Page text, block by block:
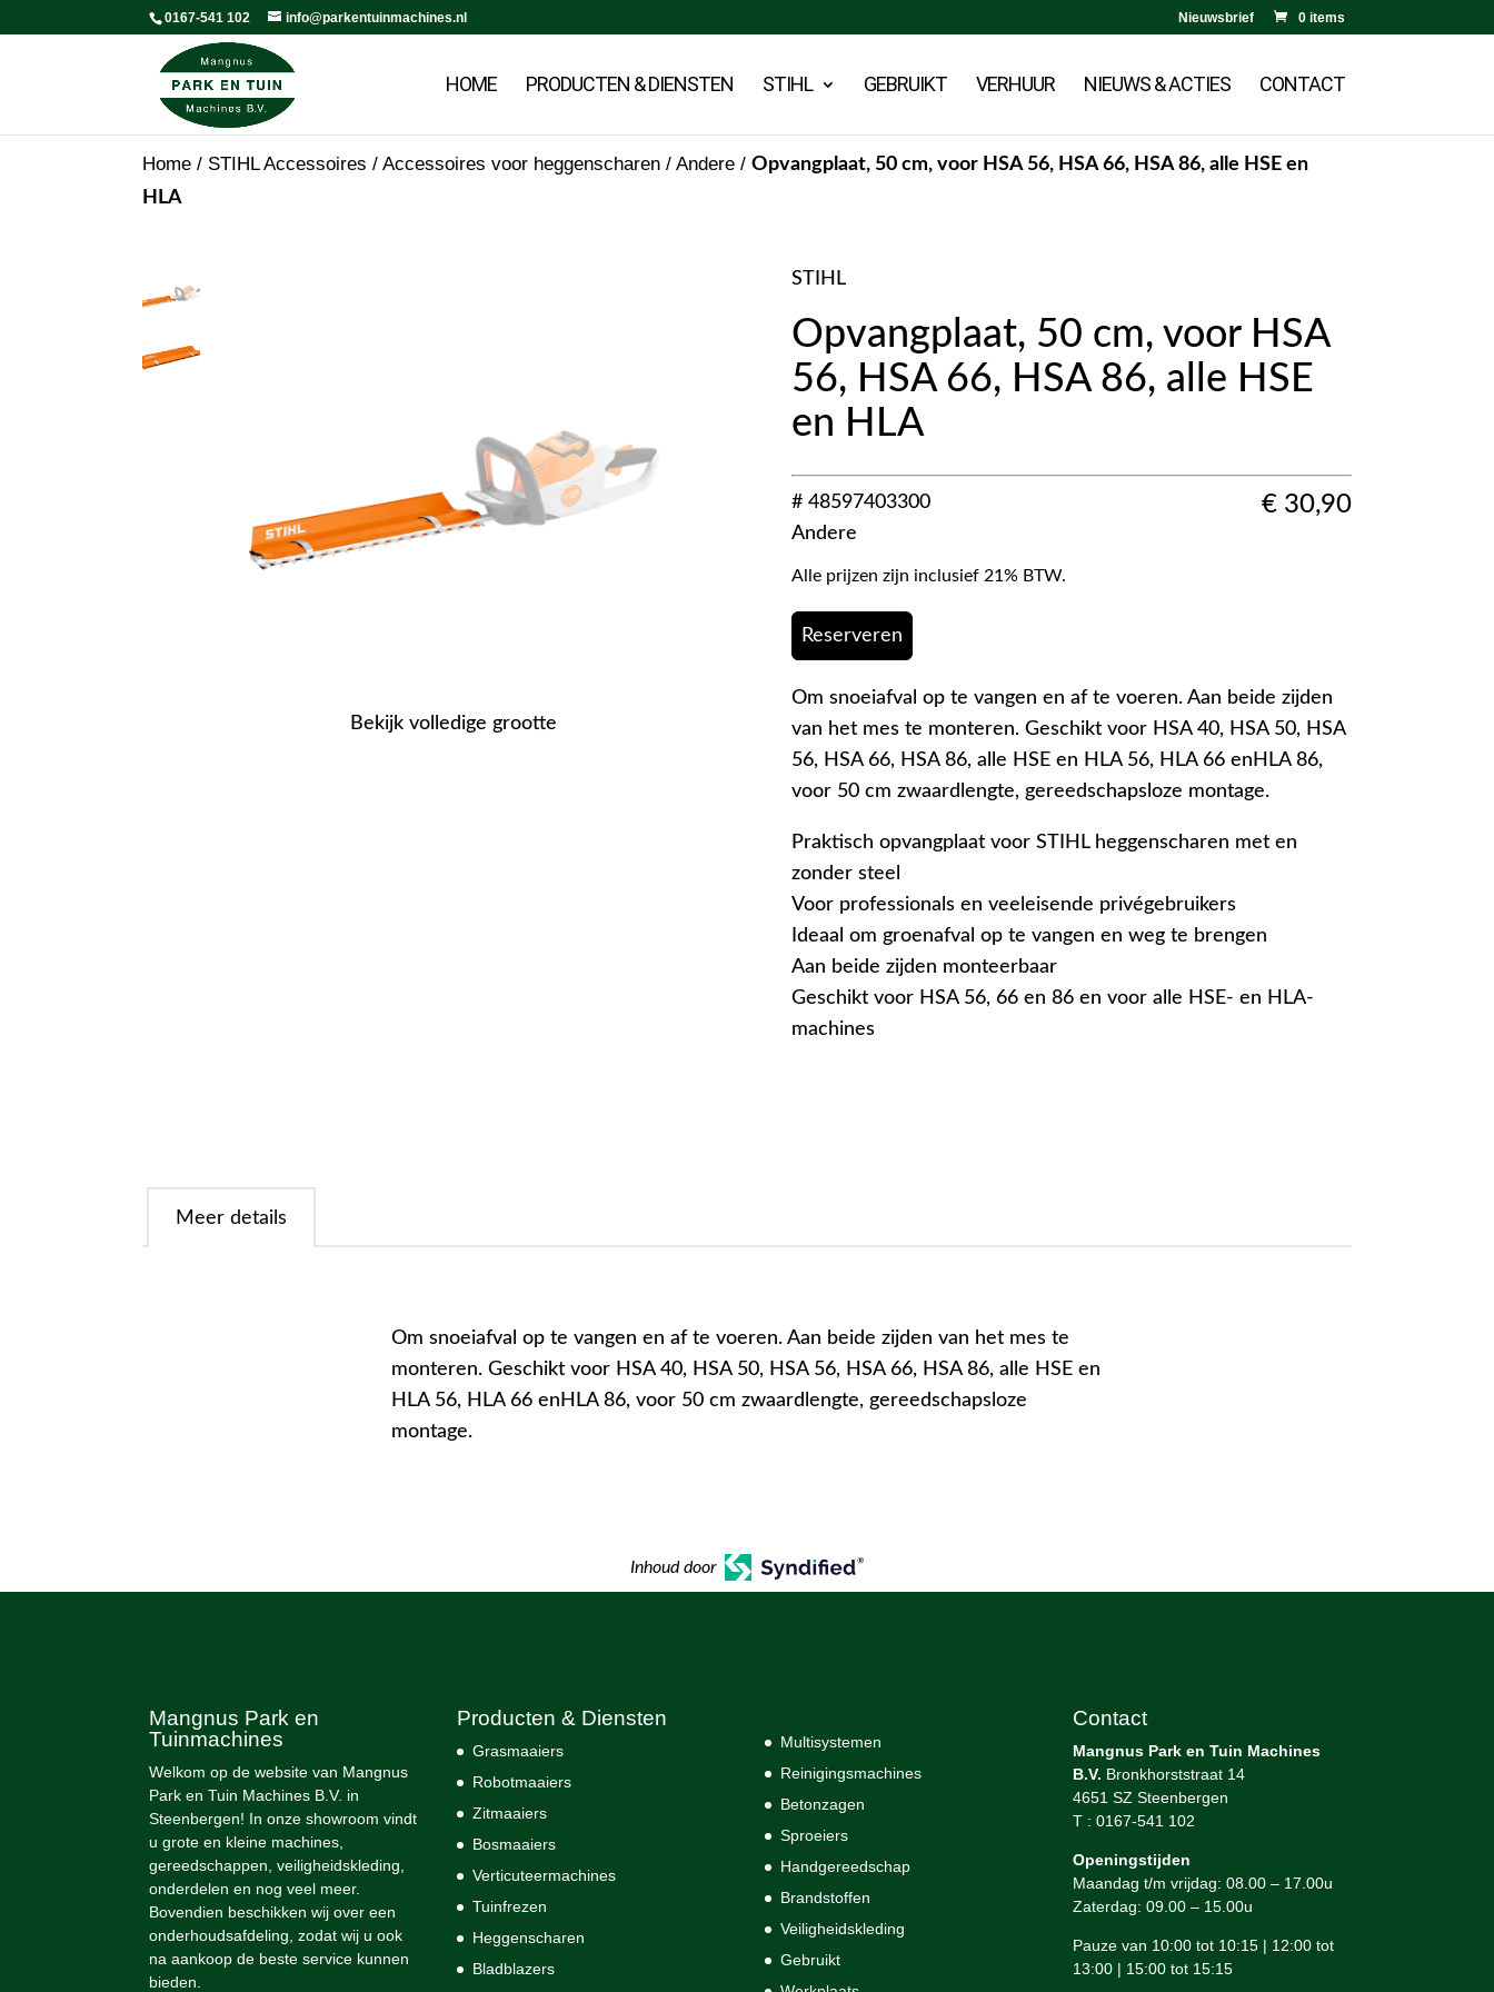
0167-541 102 info@parkentuinmachines.nl Nieuwsbrief 0 items
HOME PRODUCTEN & DIENSTEN STIHL GEBRUIKT VERHUUR NIEUWS & ACTIES CONTACT
Home / STIHL Accessoires / Accessoires voor heggenscharen / Andere / Opvangplaat, 50 cm, voor HSA 56, HSA 66, HSA 86, alle HSE en
HLA
Bekijk volledige grootte
STIHL
Opvangplaat, 50 cm, voor HSA
56, HSA 66, HSA 86, alle HSE
en HLA
# 48597403300
Andere
€ 30,90
Alle prijzen zijn inclusief 21% BTW.
Reserveren
Om snoeiafval op te vangen en af te voeren. Aan beide zijden
van het mes te monteren. Geschikt voor HSA 40, HSA 50, HSA
56, HSA 66, HSA 86, alle HSE en HLA 56, HLA 66 enHLA 86,
voor 50 cm zwaardlengte, gereedschapsloze montage.
Praktisch opvangplaat voor STIHL heggenscharen met en
zonder steel
Voor professionals en veeleisende privégebruikers
Ideaal om groenafval op te vangen en weg te brengen
Aan beide zijden monteerbaar
Geschikt voor HSA 56, 66 en 86 en voor alle HSE- en HLA-
machines
Meer details
Om snoeiafval op te vangen en af te voeren. Aan beide zijden van het mes te
monteren. Geschikt voor HSA 40, HSA 50, HSA 56, HSA 66, HSA 86, alle HSE en
HLA 56, HLA 66 enHLA 86, voor 50 cm zwaardlengte, gereedschapsloze
montage.
Inhoud door
Mangnus Park en
Tuinmachines
Welkom op de website van Mangnus
Park en Tuin Machines B.V. in
Steenbergen! In onze showroom vindt
u grote en kleine machines,
gereedschappen, veiligheidskleding,
onderdelen en nog veel meer.
Bovendien beschikken wij over een
onderhoudsafdeling, zodat wij u ook
na aankoop de beste service kunnen
bieden.
Producten & Diensten
Grasmaaiers
Robotmaaiers
Zitmaaiers
Bosmaaiers
Verticuteermachines
Tuinfrezen
Heggenscharen
Bladblazers
Multisystemen
Reinigingsmachines
Betonzagen
Sproeiers
Handgereedschap
Brandstoffen
Veiligheidskleding
Gebruikt
Contact
Mangnus Park en Tuin Machines
B.V. Bronkhorststraat 14
4651 SZ Steenbergen
T : 0167-541 102
Openingstijden
Maandag t/m vrijdag: 08.00 – 17.00u
Zaterdag: 09.00 – 15.00u
Pauze van 10:00 tot 10:15 | 12:00 tot
13:00 | 15:00 tot 15:15